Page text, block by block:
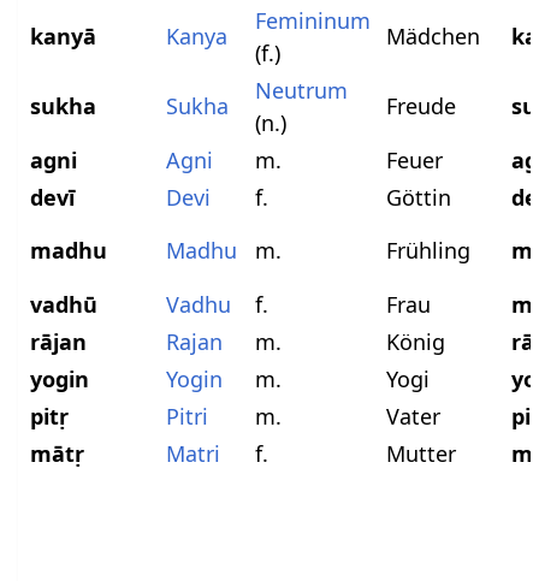
kanyā Kanya
Femininum
(f.)
Mädchen
sukha Sukha
Neutrum
(n.)
Freude
agni
Agni m. Feuer
devī
Devi f. Göttin
madhu
Madhu m. Frühling
vadhū
Vadhu f. Frau
rājan
Rajan m. König
yogin
Yogin m. Yogi
pitṛ
Pitri m. Vater
mātṛ
Matri f. Mutter